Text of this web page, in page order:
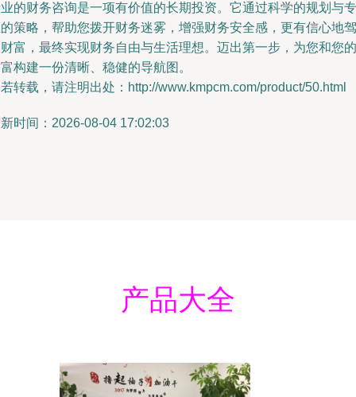
的财务咨询是一项有价值的长期投资。它通过科学的规划与专
策略，帮助您拨开财务迷雾，增强财务安全感，更有信心地驾
富，最终实现财务自由与生活理想。迈出第一步，为您和您的
构建一份清晰、稳健的导航图。
转载，请注明出处：http://www.kmpcm.com/product/50.html
时间：2026-08-04 17:02:03
产品大全